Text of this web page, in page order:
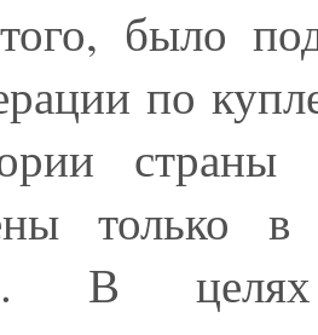
было
по
только в
В целях